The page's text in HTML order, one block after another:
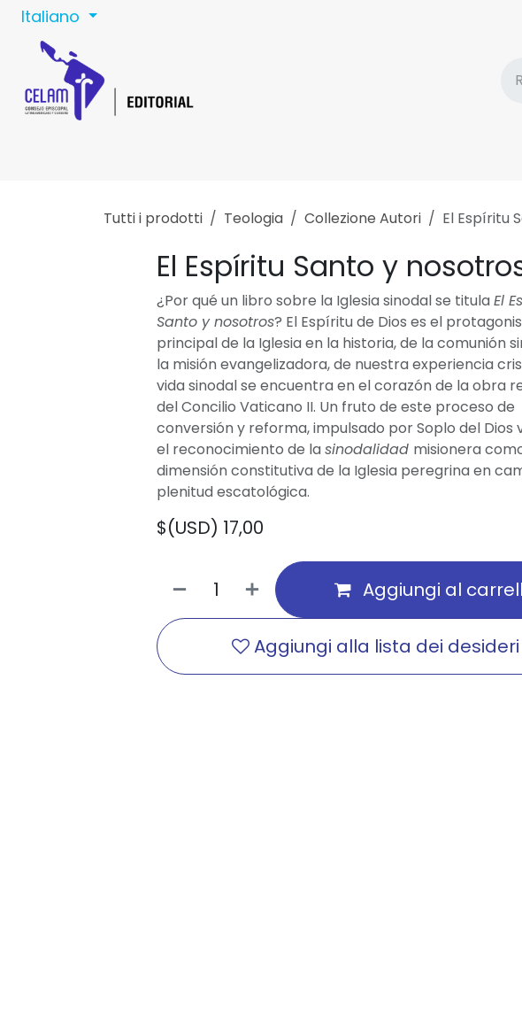
Passa al contenuto
Italiano
Tutti i prodotti Teologia Collezione Autori El Espíritu
El Espíritu Santo y
¿Por qué un libro sobre la Iglesia sinodal se titulaEl
Santo y nosotros? El Espíritu de Dios es el
principal de la Iglesia en la historia, de la comunión
la misión evangelizadora, de nuestra experiencia
vida sinodal se encuentra en el corazón de la obra
del Concilio Vaticano II. Un fruto de este proceso de
conversión y reforma, impulsado por Soplo del Dios
el reconocimiento de lasinodalidad misionera
dimensión constitutiva de la Iglesia peregrina en
plenitud escatológica.
$(USD) 17,00
Aggiungi al
Aggiungi alla lista dei desideri